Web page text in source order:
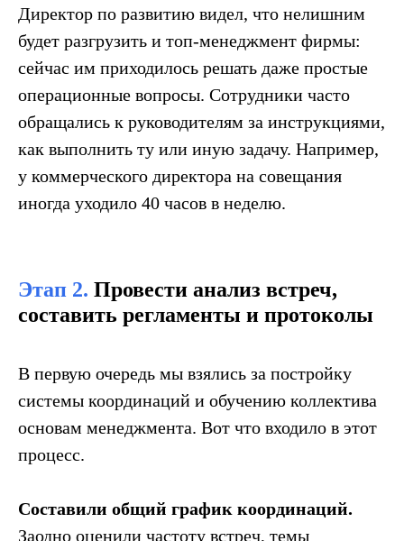
Директор по развитию видел, что нелишним
будет разгрузить и топ-менеджмент фирмы:
сейчас им приходилось решать даже простые
операционные вопросы. Сотрудники часто
обращались к руководителям за инструкциями,
как выполнить ту или иную задачу. Например,
у коммерческого директора на совещания
иногда уходило 40 часов в неделю.
Этап 2. Провести анализ встреч,
составить регламенты и протоколы
В первую очередь мы взялись за постройку
системы координаций и обучению коллектива
основам менеджмента. Вот что входило в этот
процесс.
Составили общий график координаций.
Заодно оценили частоту встреч, темы